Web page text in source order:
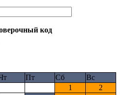
Пт Сб
Вс
1
2